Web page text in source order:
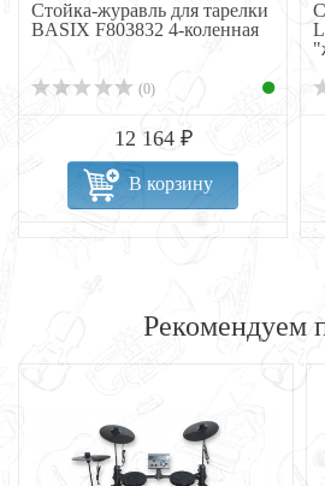
Стойка-журавль для тарелки
BASIX F803832 4-коленная
(0)
12 164 ₽
В корзину
Рекомендуем